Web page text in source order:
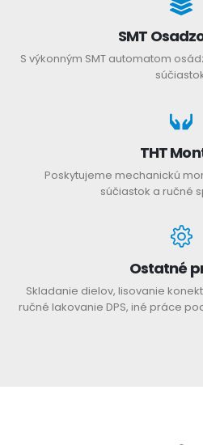
SMT
S výkonným SMT automatom
THT
Poskytujeme mechanickú
súčiastok a ručné
Ostatné
Skladanie dielov, lisovanie
ručné lakovanie DPS, iné práce